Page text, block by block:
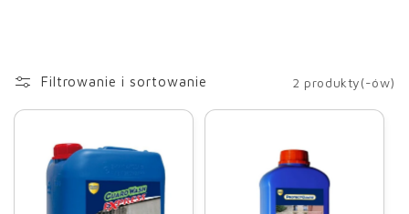
Filtrowanie i sortowanie 2 produkty(-ów)